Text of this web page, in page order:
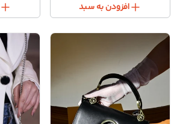
افزودن به سبد